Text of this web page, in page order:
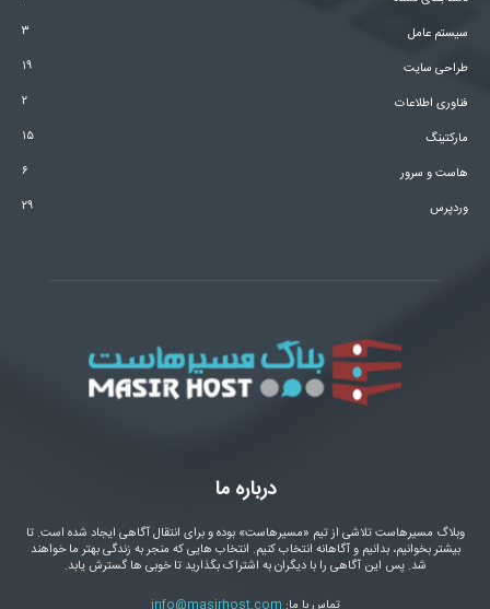
سیستم عامل
۳
طراحی سایت
۱۹
فناوری اطلاعات
۲
مارکتینگ
۱۵
هاست و سرور
۶
وردپرس
۲۹
درباره ما
وبلاگ مسیرهاست تلاشی از تیم «مسیرهاست» بوده و برای انتقال آگاهی ایجاد شده است. تا
بیشتر بخوانیم، بدانیم و آگاهانه انتخاب کنیم. انتخاب هایی که منجر به زندگی بهتر ما خواهند
شد. پس این آگاهی را با دیگران به اشتراک بگذارید تا خوبی ها گسترش یابد.